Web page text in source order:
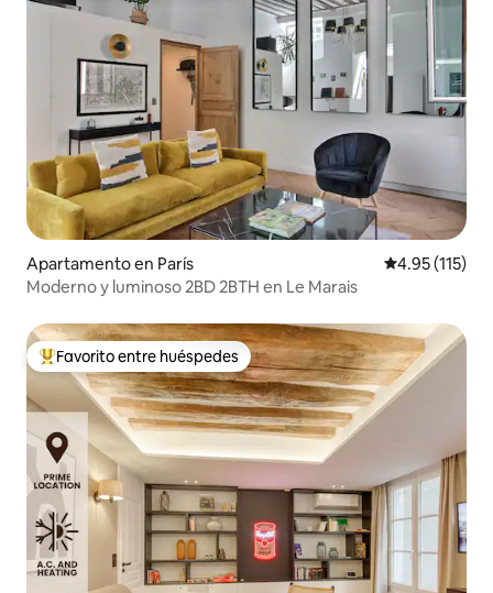
Apartamento en París Calificación
4.95 (115)
Moderno y luminoso 2BD 2BTH en Le Marais
Favorito entre huéspedes preferido
Favorito entre huéspedes